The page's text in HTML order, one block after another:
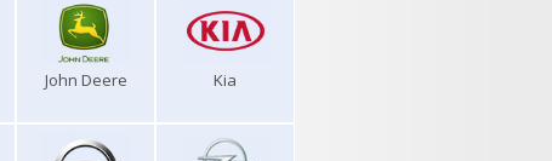
John Deere Kia